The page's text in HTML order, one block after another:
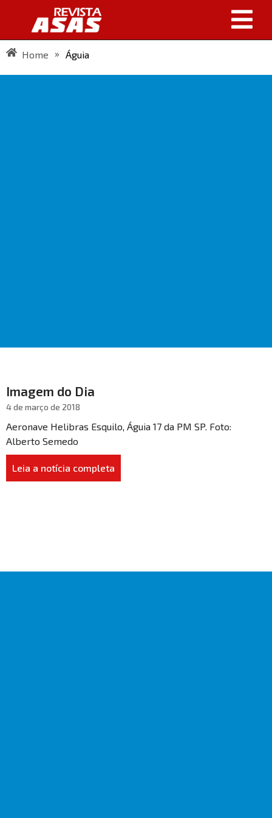
Home » Águia
Imagem do Dia
4 de março de 2018
Aeronave Helibras Esquilo, Águia 17 da PM SP. Foto:
Alberto Semedo
Leia a notícia completa